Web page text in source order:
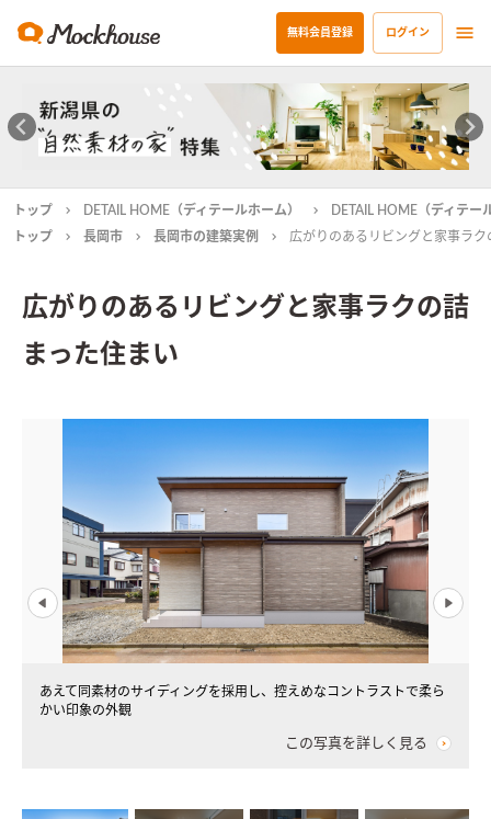
無料会員登録 ログイン
トップ DETAIL HOME（ディテールホーム）
DETAIL HOME（ディテ
トップ
長岡市 長岡市の建築実例 広がりのあるリビングと家事ラ
広がりのあるリビングと家事ラクの詰
まった住まい
あえて同素材のサイディングを採用し、控えめなコントラストで柔ら
かい印象の外観
この写真を詳しく見る